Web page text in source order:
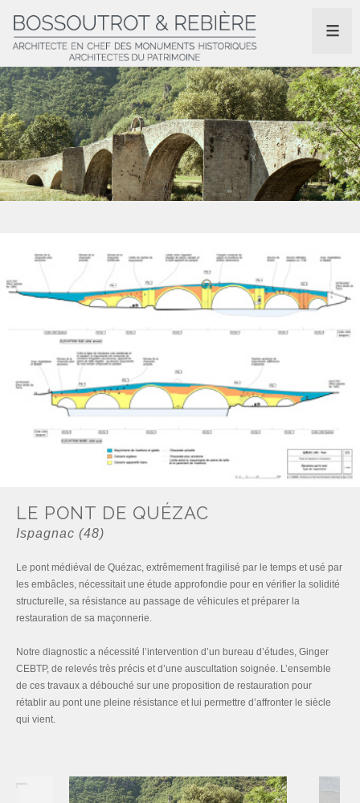
LE PONT DE QUÉZAC
Ispagnac (48)
Le pont médiéval de Quézac, extrêmement fragilisé par le temps et usé par
les embâcles, nécessitait une étude approfondie pour en vérifier la solidité
structurelle, sa résistance au passage de véhicules et préparer la
restauration de sa maçonnerie.
Notre diagnostic a nécessité l’intervention d’un bureau d’études, Ginger
CEBTP, de relevés très précis et d’une auscultation soignée. L’ensemble
de ces travaux a débouché sur une proposition de restauration pour
rétablir au pont une pleine résistance et lui permettre d’affronter le siècle
qui vient.